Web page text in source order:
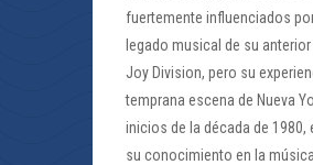
fuertemente influenciados
legado musical de su anterior
Joy Division, pero su
temprana escena de Nueva
inicios de la década de 1980,
su conocimiento en la